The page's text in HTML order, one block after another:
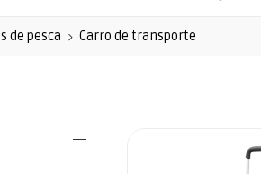
de pesca Carro de transporte